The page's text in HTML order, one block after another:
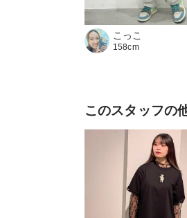
こっこ
158cm
このスタッフの